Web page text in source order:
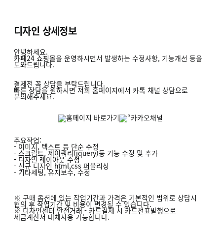
디자인 상세정보
안녕하세요.
카페24 쇼핑몰을 운영하시면서 발생하는 수정사항, 기능개선 등을
도와드립니다.
결제전 꼭 상담을 부탁드립니다.
빠른 상담을 원하시면 저희 홈페이지에서 카톡 채널 상담으로
문의해주세요.
주요작업:
- 이미지, 텍스트 등 단순 수정
- 스크립트, 제이쿼리(jquery)등 기능 수정 및 추가
- 디자인 레이아웃 수정
- 신규 디자인 html,css 퍼블리싱
- 기타세팅, 유지보수, 수정
※ 구매 옵션에 있는 작업기간과 가격은 기본적인 범위로 상담시
협의 후 작업기간 및 비용이 변경될 수 있습니다.
※ 디자인센터 안전거래 - 카드결제 시 카드전표발행으로
세금계산서 대체사용 가능합니다.